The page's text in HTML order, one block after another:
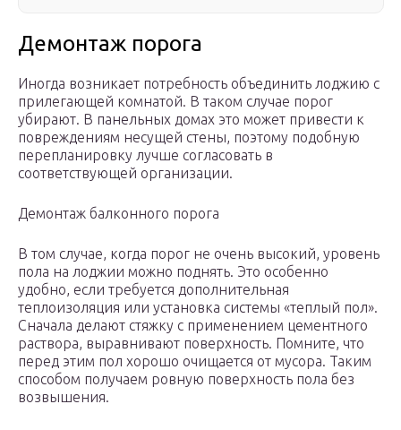
Демонтаж порога
Иногда возникает потребность объединить лоджию с
прилегающей комнатой. В таком случае порог
убирают. В панельных домах это может привести к
повреждениям несущей стены, поэтому подобную
перепланировку лучше согласовать в
соответствующей организации.
Демонтаж балконного порога
В том случае, когда порог не очень высокий, уровень
пола на лоджии можно поднять. Это особенно
удобно, если требуется дополнительная
теплоизоляция или установка системы «теплый пол».
Сначала делают стяжку с применением цементного
раствора, выравнивают поверхность. Помните, что
перед этим пол хорошо очищается от мусора. Таким
способом получаем ровную поверхность пола без
возвышения.